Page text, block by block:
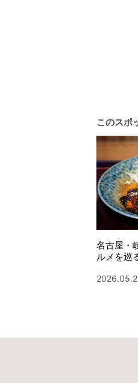
このスポ
名古屋・
ルメを巡